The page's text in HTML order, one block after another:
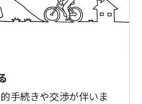
手続きや交渉が伴いま